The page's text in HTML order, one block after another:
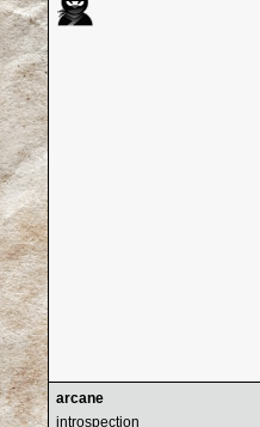
arcane
introspection